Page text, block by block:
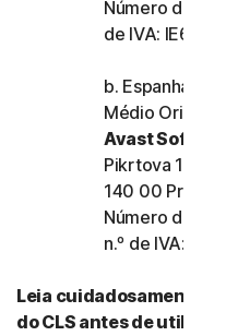
Número de
de IVA:
b. Espanha,
Médio Oriente
Avast
Pikrtova 1737/
140 00 Praha
Número de
n.º de IVA:
Leia cuidadosamente
do CLS antes de utilizar